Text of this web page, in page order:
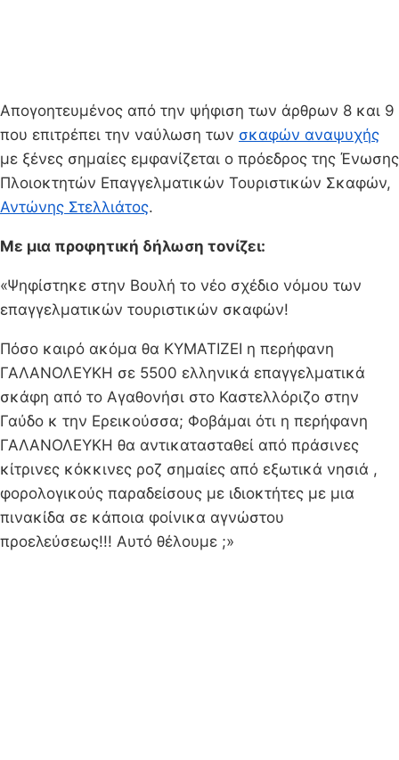
Απογοητευμένος από την ψήφιση των άρθρων 8 και 9
που επιτρέπει την ναύλωση των σκαφών αναψυχής
με ξένες σημαίες εμφανίζεται ο πρόεδρος της Ένωσης
Πλοιοκτητών Επαγγελματικών Τουριστικών Σκαφών,
Αντώνης Στελλιάτος.
Με μια προφητική δήλωση τονίζει:
«Ψηφίστηκε στην Βουλή το νέο σχέδιο νόμου των
επαγγελματικών τουριστικών σκαφών!
Πόσο καιρό ακόμα θα ΚΥΜΑΤΙΖΕΙ η περήφανη
ΓΑΛΑΝΟΛΕΥΚΗ σε 5500 ελληνικά επαγγελματικά
σκάφη από το Αγαθονήσι στο Καστελλόριζο στην
Γαύδο κ την Ερεικούσσα; Φοβάμαι ότι η περήφανη
ΓΑΛΑΝΟΛΕΥΚΗ θα αντικατασταθεί από πράσινες
κίτρινες κόκκινες ροζ σημαίες από εξωτικά νησιά ,
φορολογικούς παραδείσους με ιδιοκτήτες με μια
πινακίδα σε κάποια φοίνικα αγνώστου
προελεύσεως!!! Αυτό θέλουμε ;»